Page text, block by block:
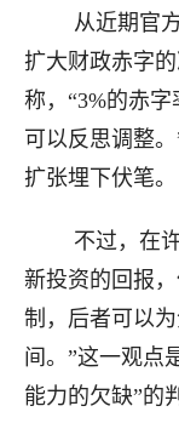
从近期官方
扩大财政赤字
称，“3%的赤
可以反思调整
扩张埋下伏笔。
不过，在许
新投资的回报
制，后者可以
间。”这一观点
能力的欠缺”的